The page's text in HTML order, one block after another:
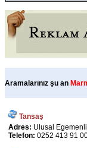
Aramalarınız şu an
Tansaş
Adres: Ulusal
Telefon: 0252 413 91